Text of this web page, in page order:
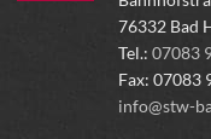
76332 Bad
Tel.: 07083
Fax: 07083
info@stw-